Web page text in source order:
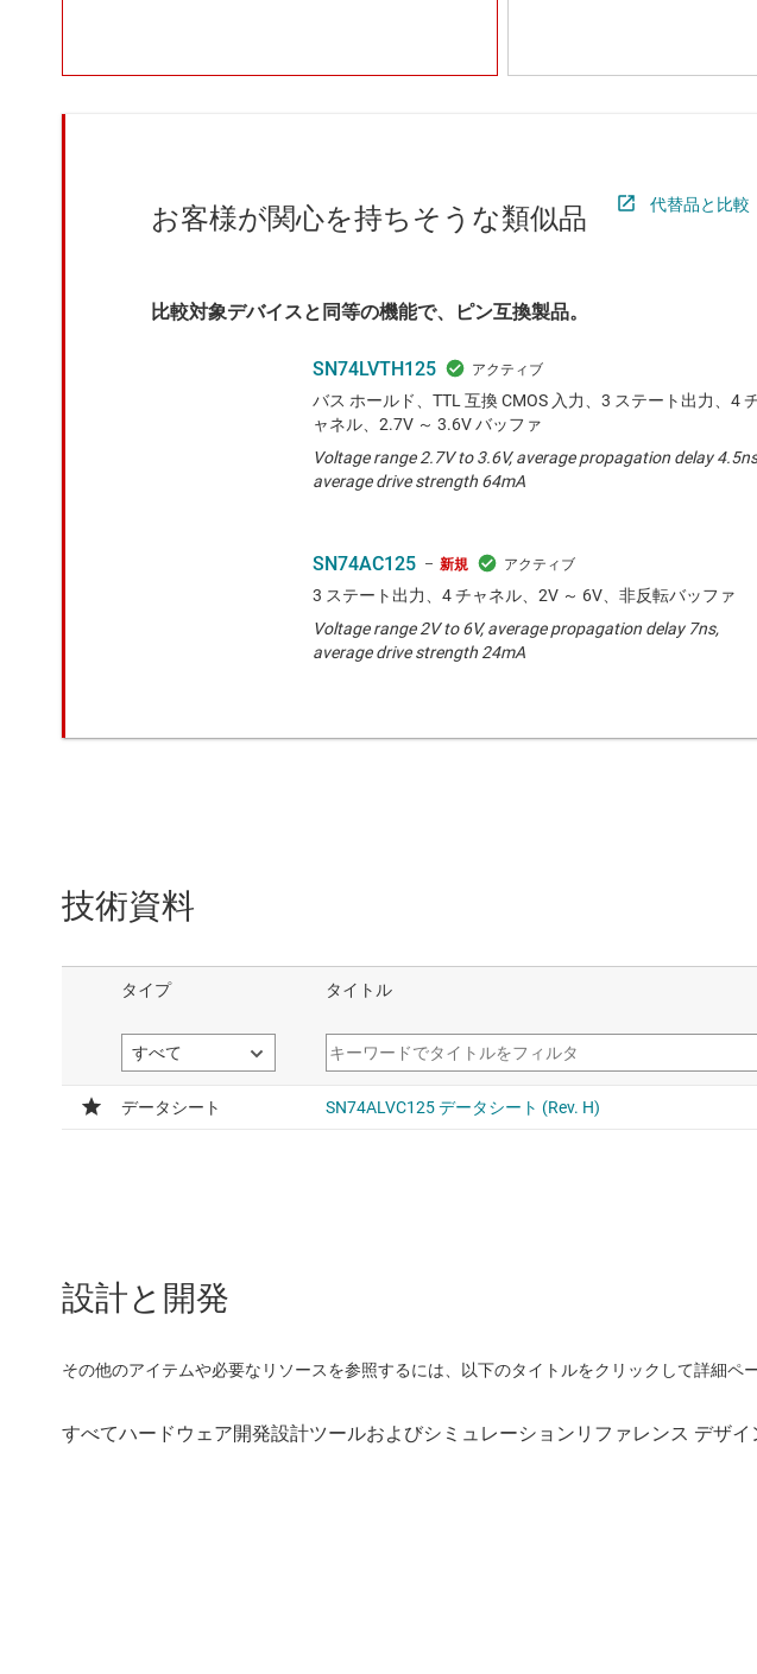
お客様が関心を持ちそうな類似品 代替品と比較
比較対象デバイスと同等の機能で、ピン互換製品。
SN74LVTH125
バス ホールド、TTL 互換 CMOS 入力、3 ステート出力、4
ャネル、2.7V ～ 3.6V バッファ
Voltage range 2.7V to 3.6V, average propagation delay
average drive strength 64mA
新規
SN74AC125
3 ステート出力、4 チャネル、2V ～ 6V、非反転バッファ
Voltage range 2V to 6V, average propagation delay 7ns,
average drive strength 24mA
技術資料
設計と開発
その他のアイテムや必要なリソースを参照するには、以下のタイトルをクリックして詳細ペ